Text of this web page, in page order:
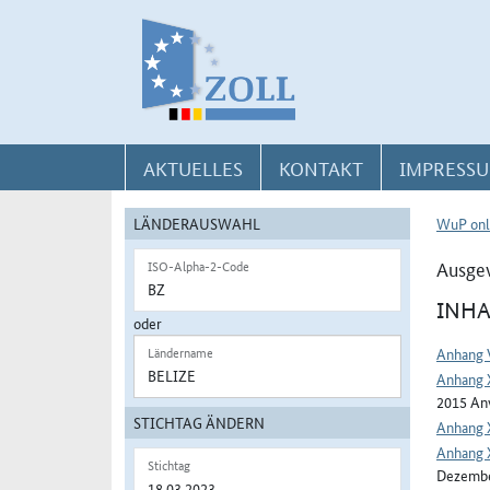
AKTUELLES KONTAKT
LÄNDERAUSWAHL
ISO-Alpha-2-Code
oder
Ländername
STICHTAG ÄNDERN
Stichtag
WuP
Anhang
2015
Anhang